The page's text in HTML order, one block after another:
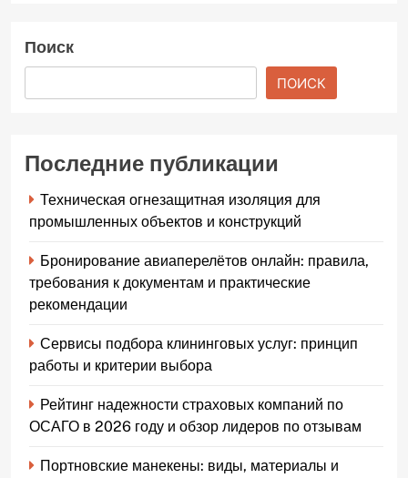
Поиск
ПОИСК
Последние публикации
Техническая огнезащитная изоляция для
промышленных объектов и конструкций
Бронирование авиаперелётов онлайн: правила,
требования к документам и практические
рекомендации
Сервисы подбора клининговых услуг: принцип
работы и критерии выбора
Рейтинг надежности страховых компаний по
ОСАГО в 2026 году и обзор лидеров по отзывам
Портновские манекены: виды, материалы и